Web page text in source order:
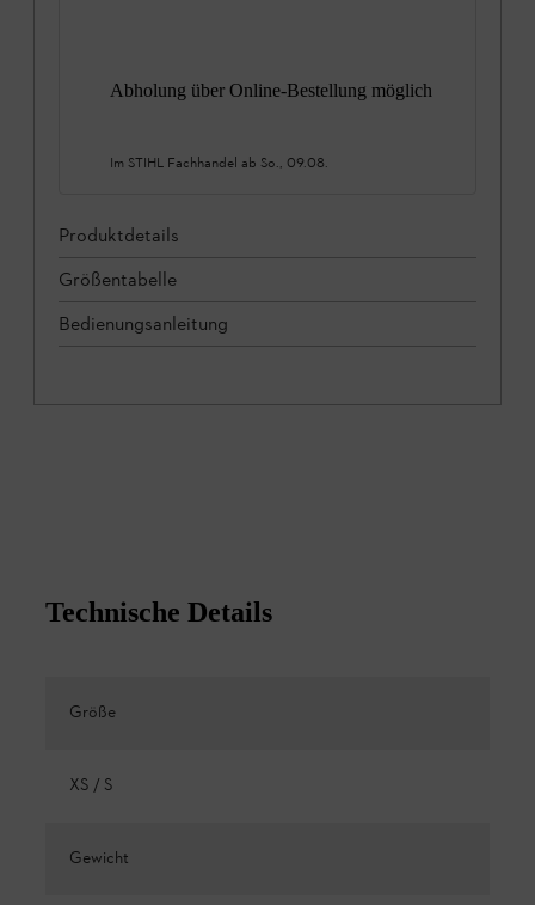
Abholung über Online-Bestellung möglich
Im STIHL Fachhandel ab So., 09.08.
Produktdetails
Größentabelle
Bedienungsanleitung
Technische Details
Größe
XS / S
Gewicht